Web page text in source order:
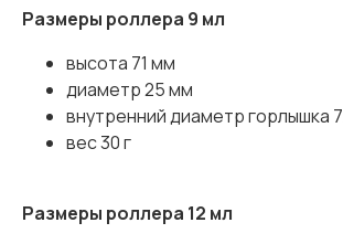
Размеры роллера 9 мл
высота 71 мм
диаметр 25 мм
внутренний диаметр горлышка
вес 30 г
Размеры роллера 12 мл